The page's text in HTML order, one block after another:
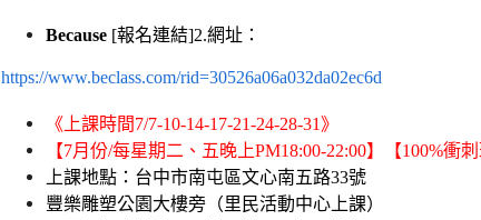
Because [報名連結]2.網址：
https://www.beclass.com/rid=30526a06a032da02ec6d
《上課時間7/7-10-14-17-21-24-28-31》
【7月份/每星期二、五晚上PM18:00-22:00】
【100%衝刺
上課地點：台中市南屯區文心南五路33號
豐樂雕塑公園大樓旁（里民活動中心上課）